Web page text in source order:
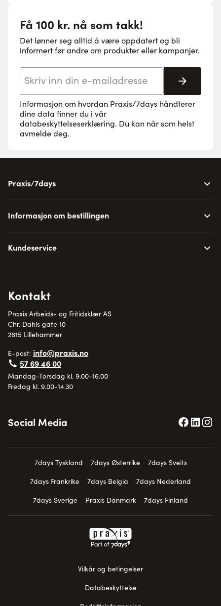
Få 100 kr. nå som takk!
Det lønner seg alltid å være oppdatert og bli
informert før andre om produkter eller kampanjer.
Informasjon om hvordan Praxis/7days håndterer
dine data finner du i vår
databeskyttelseserklæring. Du kan når som helst
avmelde deg.
Praxis/7days
Informasjon om bestillingen
Kundeservice
Kontakt
Praxis Arbeids- og Fritidsklær AS
Chr. Dahls gate 10
2615 Lillehammer
E-post: info@praxis.no
57 69 46 00
Mandag-Torsdag kl. 9.00-16.00
Fredag kl. 9.00-14.30
Social Media
7days Tyskland 7days Østerrike
7days Sveits
7days Frankrike
7days Belgia
7days Nederland
7days Sverige
Praxis Danmark 7days Finland
Vilkår og betingelser
Databeskyttelse